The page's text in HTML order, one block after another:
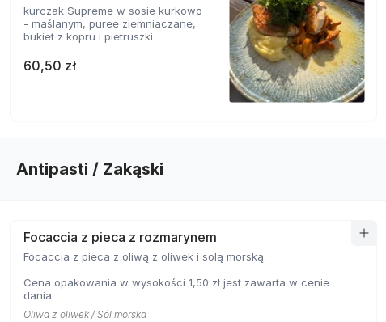
kurczak Supreme w sosie kurkowo
- maślanym, puree ziemniaczane,
bukiet z kopru i pietruszki
60,50 zł
Antipasti / Zakąski
Focaccia z pieca z rozmarynem
Focaccia z pieca z oliwą z oliwek i solą morską.
Cena opakowania w wysokości 1,50 zł jest zawarta w cenie
dania.
Oliwa z oliwek / Sól morska